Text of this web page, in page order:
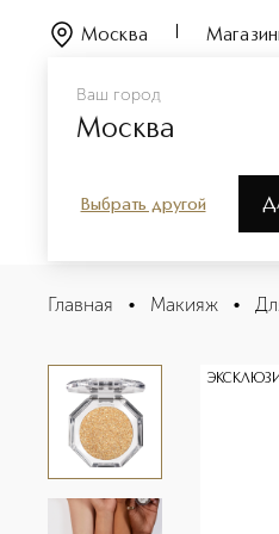
Ваш город
Москва
Выбрать другой
Москва
DISCO CRUSH HIGH
Описание
Главная • Макияж •